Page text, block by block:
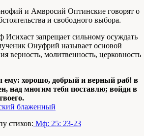
и Амвросий Оптинские говорят о
и свободного выбора.
запрещает сильному осуждать
Онуфрий называет основой
верность, молитвенность, церковность
ему: хорошо, добрый и верный раб! в
над многим тебя поставлю; войди в
блаженный
стихов: Мф: 25: 23-23